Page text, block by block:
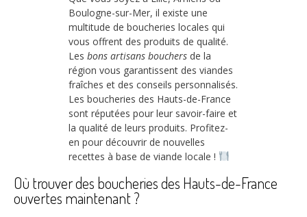
Boulogne-sur-Mer, il existe une
multitude de boucheries locales qui
vous offrent des produits de qualité.
Les bons artisans bouchers de la
région vous garantissent des viandes
fraîches et des conseils personnalisés.
Les boucheries des Hauts-de-France
sont réputées pour leur savoir-faire et
la qualité de leurs produits. Profitez-
en pour découvrir de nouvelles
recettes à base de viande locale !
Où trouver des boucheries des Hauts-de-France
ouvertes maintenant ?